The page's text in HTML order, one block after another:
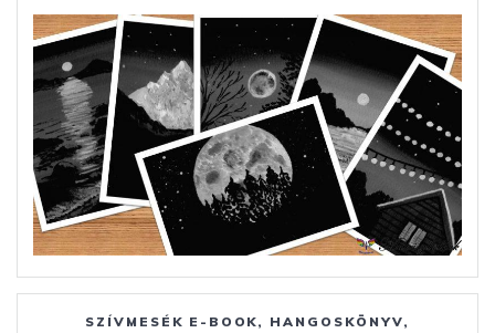
SZÍVMESÉK E-BOOK, HANGOSKÖNYV,